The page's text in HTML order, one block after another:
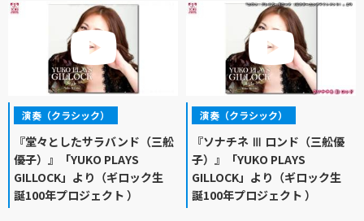
演奏（クラシック）
『堂々としたサラバンド（三舩
優子）』「YUKO PLAYS
GILLOCK」より（ギロック生
誕100年プロジェクト ）
演奏（クラシック）
『ソナチネ Ⅲ ロンド（三舩優
子）』「YUKO PLAYS
GILLOCK」より（ギロック生
誕100年プロジェクト ）